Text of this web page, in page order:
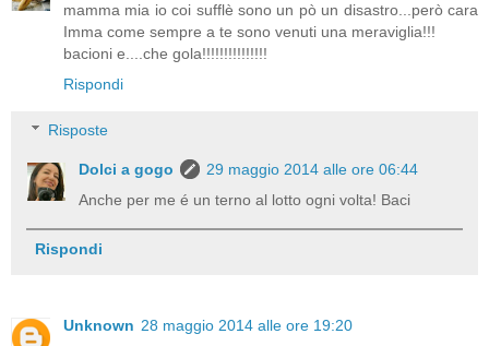
mamma mia io coi sufflè sono un pò un disastro...però cara
Imma come sempre a te sono venuti una meraviglia!!!
bacioni e....che gola!!!!!!!!!!!!!!!
Rispondi
Risposte
Dolci a gogo
29 maggio 2014 alle ore 06:44
Anche per me é un terno al lotto ogni volta! Baci
Rispondi
Unknown 28 maggio 2014 alle ore 19:20